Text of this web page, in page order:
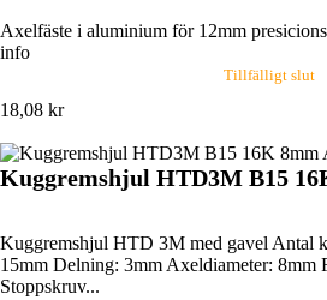
Axelfäste i aluminium för 12mm
info
Tillfälligt slut
18,08 kr
Kuggremshjul HTD3M B15
Kuggremshjul HTD 3M med gavel Antal
15mm Delning: 3mm Axeldiameter: 8mm
Stoppskruv...